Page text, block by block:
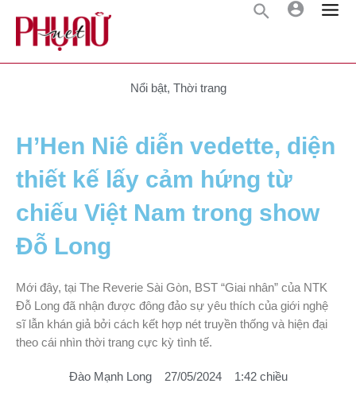
Nổi bật, Thời trang
H’Hen Niê diễn vedette, diện
thiết kế lấy cảm hứng từ
chiếu Việt Nam trong show
Đỗ Long
Mới đây, tại The Reverie Sài Gòn, BST “Giai nhân” của NTK
Đỗ Long đã nhận được đông đảo sự yêu thích của giới nghệ
sĩ lẫn khán giả bởi cách kết hợp nét truyền thống và hiện đại
theo cái nhìn thời trang cực kỳ tình tế.
Đào Mạnh Long 27/05/2024 1:42 chiều